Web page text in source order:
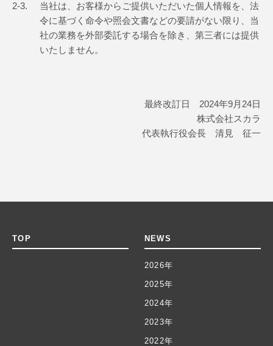
2-3.
当社は、お客様からご提供いただいた個人情報を、法
令に基づく命令や照会文書などの要請がない限り、当
社の業務を外部委託する場合を除き、第三者には提供
いたしません。
最終改訂日 2024年9月24日
株式会社スカラ
代表執行役会長 清見 征一
TOP NEWS
2026年
2025年
2024年
2023年
2022年